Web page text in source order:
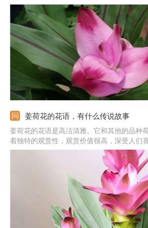
可以时常往它的盆周喷水，以增加湿度。暂
当给予光照，放在有柔和光照的地方养护最
姜荷花的花语，有什么传说故事
姜荷花的花语是高洁清雅。它和其他的品种
着独特的观赏性，观赏价值很高，深受人们
信赖的意思。很适合送给自己信任的朋友，
好，友谊更加深厚。另外，还能用来形容一